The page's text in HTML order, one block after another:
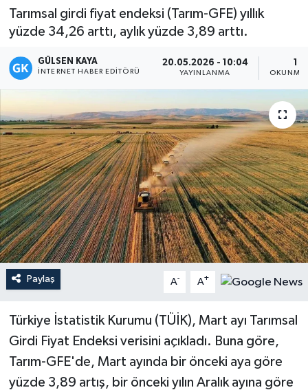
Tarımsal girdi fiyat endeksi (Tarım-GFE) yıllık
yüzde 34,26 arttı, aylık yüzde 3,89 arttı.
GÜLSEN KAYA
İNTERNET HABER EDITÖRÜ
20.05.2026 - 10:04
YAYINLANMA OKUNMA
Paylaş A- A+
Türkiye İstatistik Kurumu (TÜİK), Mart ayı Tarımsal
Girdi Fiyat Endeksi verisini açıkladı. Buna göre,
Tarım-GFE'de, Mart ayında bir önceki aya göre
yüzde 3,89 artış, bir önceki yılın Aralık ayına göre
Haberde insan
Kültür - Sanat
Magazin
Mersin
Mersin Tarihi
Özel Haber
Politika
Resmi İlan
Spor
Sürmanşet